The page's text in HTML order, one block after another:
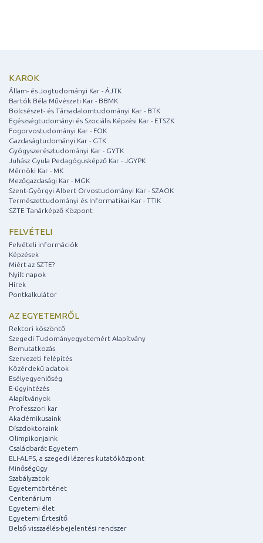
KAROK
Állam- és Jogtudományi Kar - ÁJTK
Bartók Béla Művészeti Kar - BBMK
Bölcsészet- és Társadalomtudományi Kar - BTK
Egészségtudományi és Szociális Képzési Kar - ETSZK
Fogorvostudományi Kar - FOK
Gazdaságtudományi Kar - GTK
Gyógyszerésztudományi Kar - GYTK
Juhász Gyula Pedagógusképző Kar - JGYPK
Mérnöki Kar - MK
Mezőgazdasági Kar - MGK
Szent-Györgyi Albert Orvostudományi Kar - SZAOK
Természettudományi és Informatikai Kar - TTIK
SZTE Tanárképző Központ
FELVÉTELI
Felvételi információk
Képzések
Miért az SZTE?
Nyílt napok
Hírek
Pontkalkulátor
AZ EGYETEMRŐL
Rektori köszöntő
Szegedi Tudományegyetemért Alapítvány
Bemutatkozás
Szervezeti felépítés
Közérdekű adatok
Esélyegyenlőség
E-ügyintézés
Alapítványok
Professzori kar
Akadémikusaink
Díszdoktoraink
Olimpikonjaink
Családbarát Egyetem
ELI-ALPS, a szegedi lézeres kutatóközpont
Minőségügy
Szabályzatok
Egyetemtörténet
Centenárium
Egyetemi élet
Egyetemi Értesítő
Belső visszaélés-bejelentési rendszer